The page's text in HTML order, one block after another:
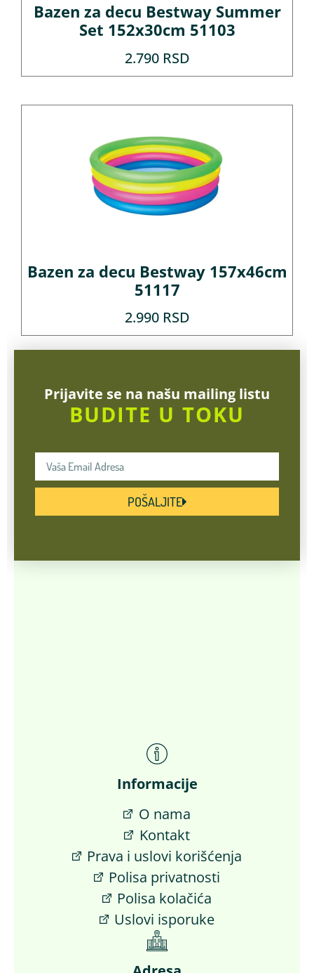
Bazen za decu Bestway Summer
Set 152x30cm 51103
2.790 RSD
Bazen za decu Bestway 157x46cm
51117
2.990 RSD
Prijavite se na našu mailing listu
BUDITE U TOKU
POŠALJITE
Informacije
O nama
Kontakt
Prava i uslovi korišćenja
Polisa privatnosti
Polisa kolačića
Uslovi isporuke